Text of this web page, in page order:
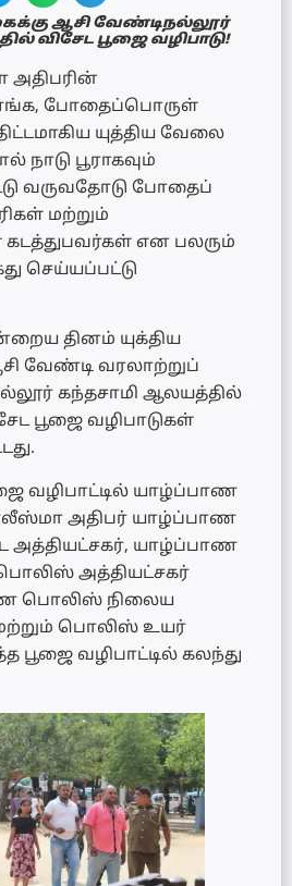
ஆசி வேண்டிநல்லூர்
விசேட பூஜை வழிபாடு!
அதிபரின்
போதைப்பொருள்
யுத்திய வேலை
நாடு பூராகவும்
வருவதோடு போதைப்
மற்றும்
என பலரும்
செய்யப்பட்டு
தினம் யுக்திய
வேண்டி வரலாற்றுப்
கந்தசாமி ஆலயத்தில்
பூஜை வழிபாடுகள்
வழிபாட்டில் யாழ்ப்பாண
அதிபர் யாழ்ப்பாண
அத்தியட்சகர், யாழ்ப்பாண
பொலிஸ் அத்தியட்சகர்
பொலிஸ் நிலைய
மற்றும் பொலிஸ் உயர்
பூஜை வழிபாட்டில் கலந்து